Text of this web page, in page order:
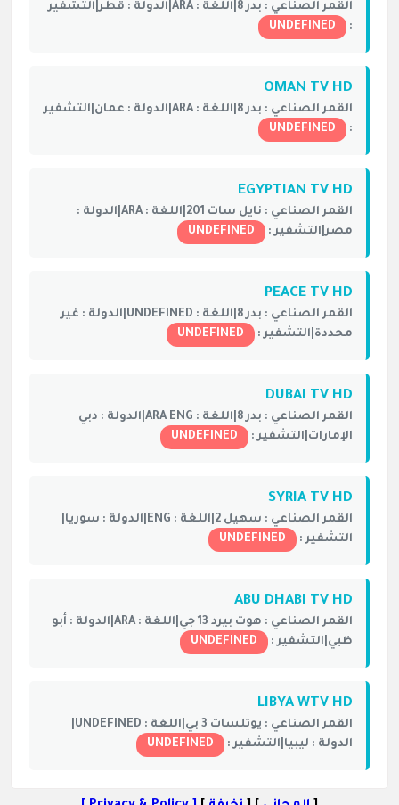
القمر الصناعي : بدر 8| اللغة : ARA| الدولة : قطر| التشفير
:
UNDEFINED
OMAN TV HD
القمر الصناعي : بدر 8| اللغة : ARA| الدولة : عمان| التشفير
:
UNDEFINED
EGYPTIAN TV HD
القمر الصناعي : نايل سات 201| اللغة : ARA|
الدولة :
مصر| التشفير : UNDEFINED
PEACE TV HD
القمر الصناعي : بدر 8| اللغة : الدولة : غير
محددة| التشفير : UNDEFINED
DUBAI TV HD
القمر الصناعي : بدر 8| اللغة : الدولة : دبي
الإمارات| التشفير : UNDEFINED
SYRIA TV HD
القمر الصناعي : سهيل 2| اللغة : الدولة : سوريا|
التشفير :
UNDEFINED
ABU DHABI TV HD
القمر الصناعي : هوت بيرد 13 جي| اللغة : ARA| الدولة : أبو
ظبي| التشفير : UNDEFINED
LIBYA WTV HD
القمر الصناعي : يوتلسات 3 بي| اللغة :
الدولة : ليبيا| التشفير : UNDEFINED